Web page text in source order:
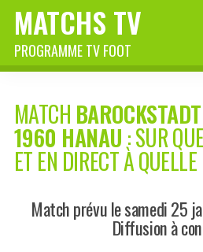
MATCHS TV
PROGRAMME TV FOOT
MATCH
1960 HANAU : SUR
ET EN DIRECT À
Match prévu le samedi 25
Diffusion à